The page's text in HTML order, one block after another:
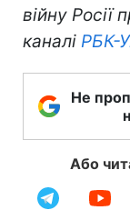
війну Росії
каналі РБК-
Не
Або